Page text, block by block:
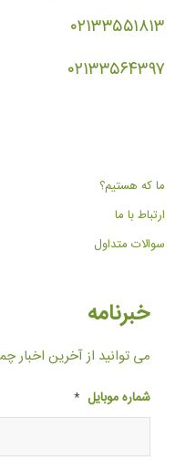
۰۲۱۳۳۵۵۱۸۱۳
۰۲۱۳۳۵۶۴۳۹۷
ما که هستیم؟
ارتباط با ما
سوالات متداول
خبرنامه
می توانید از آخرین اخبار
شماره موبایل *